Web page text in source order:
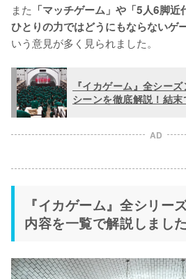
また 「マッチゲーム」や「5人6脚
ひとりの力ではどうにもならないゲ
いう意見が多く見られました。
『イカゲーム』全シー
シーンを徹底解説！結
AD
『イカゲーム』全シリー
内容を一覧で解説しまし